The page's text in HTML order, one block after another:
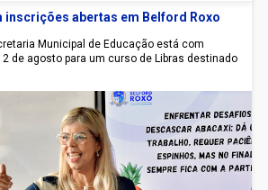
inscrições abertas em Belford Roxo
Municipal de Educação está com
de agosto para um curso de Libras destinado